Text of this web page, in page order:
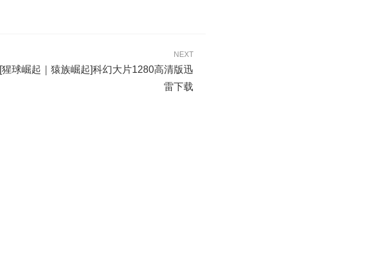
NEXT
[猩球崛起｜猿族崛起]科幻大片1280高清版迅
雷下载